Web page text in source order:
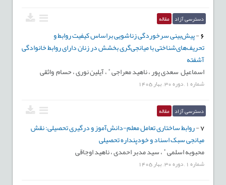
دسترسی آزاد مقاله
6
-پیش‌‌بینی سرخوردگی زناشویی براساس کیفیت روابط و
تحریف‌‌های‌‌شناختی با میانجی‌‌گری بخشش در زنان دارای روابط خانوادگی
آشفته
اسماعیل سعدی پور ،ناهید معراجی ،آیلین نوری ،حسام واثقی
شماره1 دوره30
,بهار1405
دسترسی آزاد مقاله
7
-روابط ساختاری تعامل معلم-دانش‌آموز و درگیری تحصیلی: نقش
میانجی سبک اسناد و خودپنداره تحصیلی
محبوبه اسلمی ،سید مدبر احمدی ،ناهید اوجاقی
شماره1 دوره30
,بهار1405